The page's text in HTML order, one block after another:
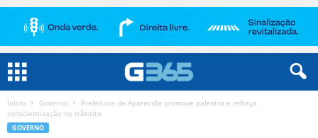
Início Governo
Prefeitura de Aparecida promove palestra e reforça
conscientização no trânsito
GOVERNO